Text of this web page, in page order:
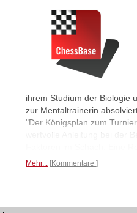
ihrem Studium der Biologie
zur Mentaltrainerin
"Der Königsplan zum
wertvolle Anleitung bei der
Mehr... Kommentare